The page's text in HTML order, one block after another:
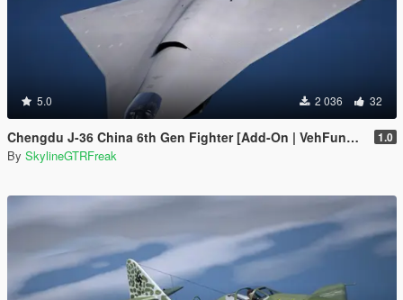
5.0 2 036 32
Chengdu J-36 China 6th Gen Fighter [Add-On | VehFuncs V] 1.0
By SkylineGTRFreak